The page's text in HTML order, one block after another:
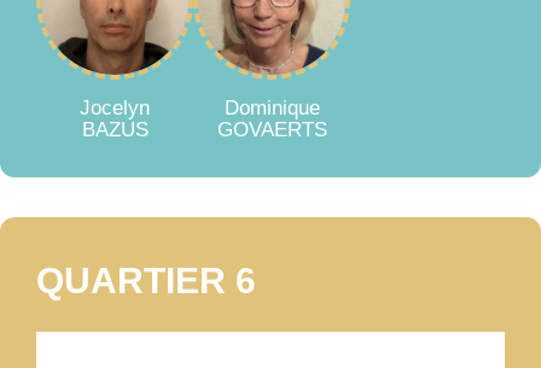
Jocelyn
BAZUS
Dominique
GOVAERTS
QUARTIER 6